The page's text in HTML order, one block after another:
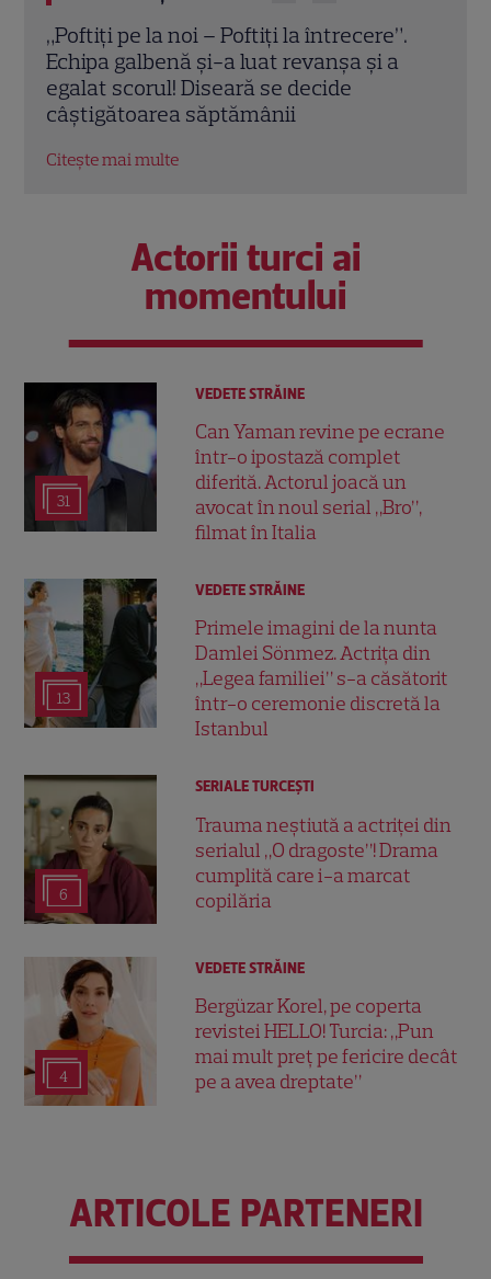
„Poftiți pe la noi – Poftiți la întrecere”.
Echipa galbenă și-a luat revanșa și a
egalat scorul! Diseară se decide
câștigătoarea săptămânii
Citește mai multe
Actorii turci ai
momentului
31
VEDETE STRĂINE
Can Yaman revine pe ecrane
într-o ipostază complet
diferită. Actorul joacă un
avocat în noul serial „Bro”,
filmat în Italia
13
VEDETE STRĂINE
Primele imagini de la nunta
Damlei Sönmez. Actrița din
„Legea familiei” s-a căsătorit
într-o ceremonie discretă la
Istanbul
6
SERIALE TURCEŞTI
Trauma neștiută a actriței din
serialul „O dragoste”! Drama
cumplită care i-a marcat
copilăria
4
VEDETE STRĂINE
Bergüzar Korel, pe coperta
revistei HELLO! Turcia: „Pun
mai mult preț pe fericire decât
pe a avea dreptate”
ARTICOLE PARTENERI